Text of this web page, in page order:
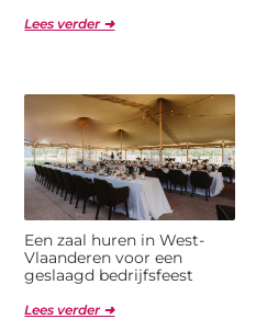
Lees verder ➜
Een zaal huren in West-
Vlaanderen voor een
geslaagd bedrijfsfeest
Lees verder ➜